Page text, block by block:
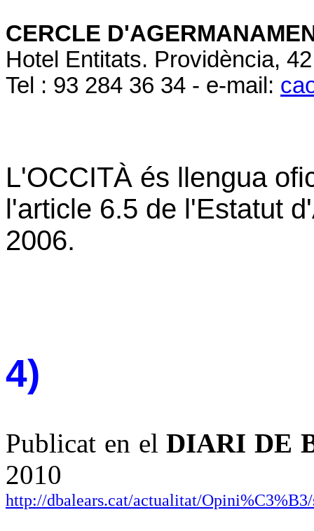
CERCLE
Hotel Entitats. Providència,
Tel : 93 284 36 34 - e-mail:
L'OCCITÀ és llengua
l'article 6.5 de l'Estatut
2006.
4)
Publicat en elDIARI DE
2010
http://dbalears.cat/actualitat/